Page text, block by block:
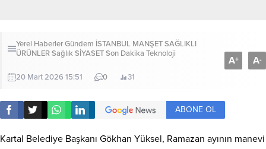
Yerel HaberlerGündem İSTANBUL MANŞETSAĞLIKLI
ÜRÜNLERSağlıkSİYASETSon Dakika Teknoloji
20 Mart 2026 15:51 0 31
A+ A-
ABONE OL
Kartal Belediye Başkanı Gökhan Yüksel, Ramazan ayının manevi